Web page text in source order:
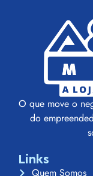
O que move o
do
Links
Quem Somos